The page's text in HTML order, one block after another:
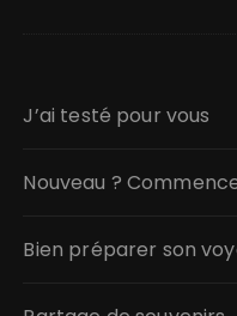
J’ai testé pour vous
Nouveau ?
Bien préparer son